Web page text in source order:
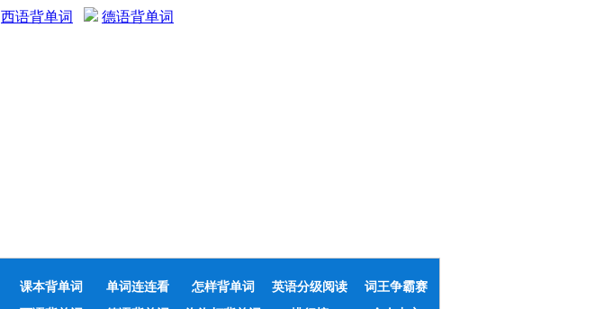
西语背单词 德语背单词
课本背单词 单词连连看 怎样背单词 英语分级阅读
词王争霸赛